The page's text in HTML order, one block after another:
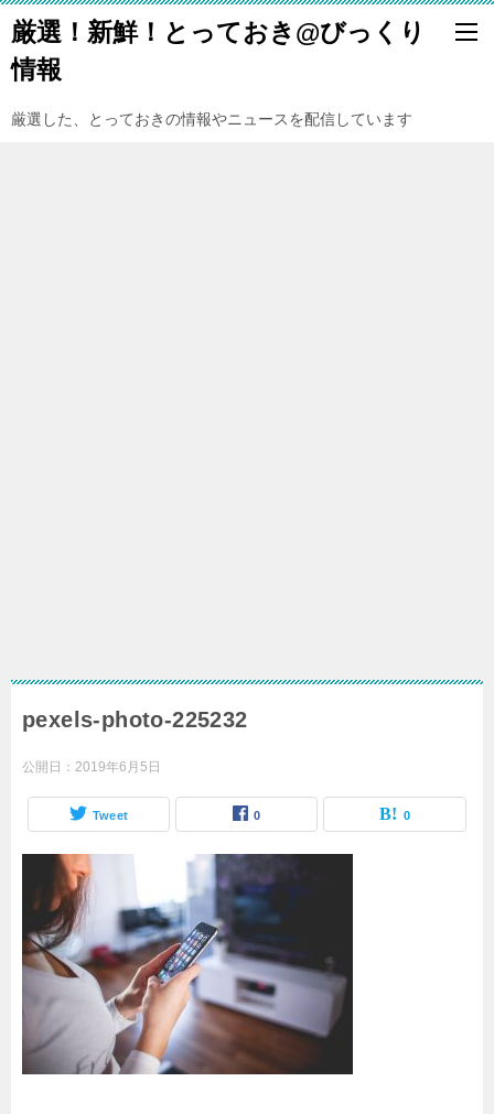
厳選！新鮮！とっておき@びっくり
情報
厳選した、とっておきの情報やニュースを配信しています
pexels-photo-225232
公開日： 2019年6月5日
Tweet 0 0